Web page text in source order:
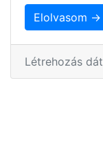
Elolvasom →
Létrehozás